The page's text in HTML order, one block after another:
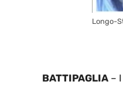
Longo-
BATTIPAGLIA –